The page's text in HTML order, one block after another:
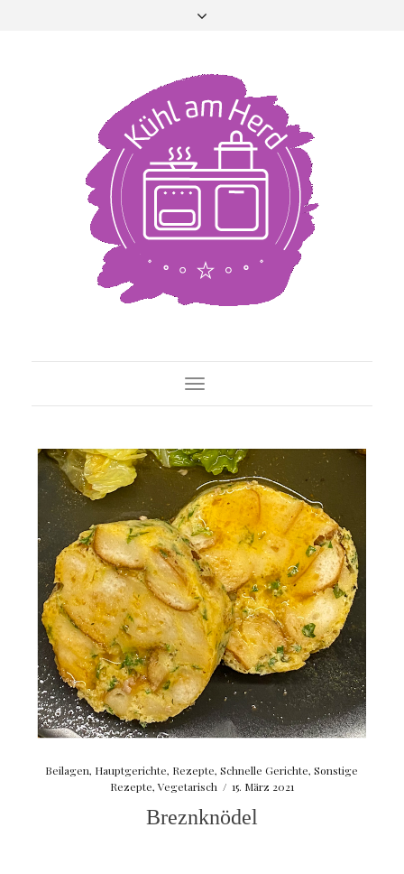
Toggle Navigation
Beilagen, Hauptgerichte, Rezepte,Schnelle Gerichte,Sonstige
Rezepte,Vegetarisch / 15. März 2021
Breznknödel